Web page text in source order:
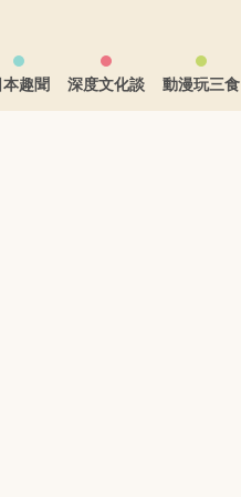
趣聞
深度文化談 動漫玩三食